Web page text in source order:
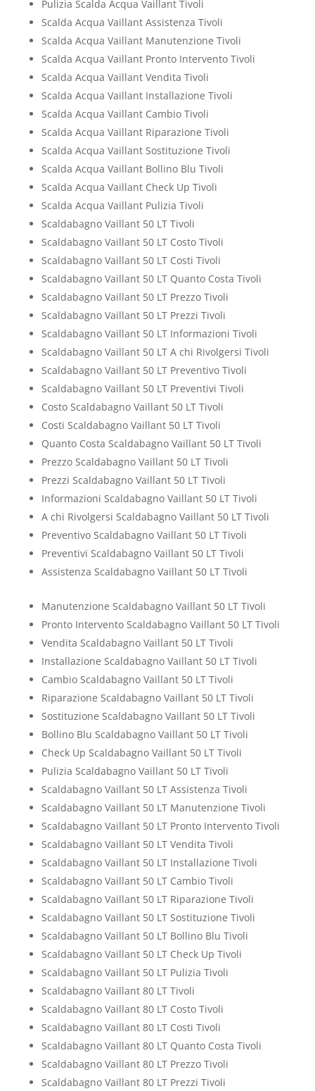
Pulizia Scalda Acqua Vaillant Tivoli
Scalda Acqua Vaillant Assistenza Tivoli
Scalda Acqua Vaillant Manutenzione Tivoli
Scalda Acqua Vaillant Pronto Intervento Tivoli
Scalda Acqua Vaillant Vendita Tivoli
Scalda Acqua Vaillant Installazione Tivoli
Scalda Acqua Vaillant Cambio Tivoli
Scalda Acqua Vaillant Riparazione Tivoli
Scalda Acqua Vaillant Sostituzione Tivoli
Scalda Acqua Vaillant Bollino Blu Tivoli
Scalda Acqua Vaillant Check Up Tivoli
Scalda Acqua Vaillant Pulizia Tivoli
Scaldabagno Vaillant 50 LT Tivoli
Scaldabagno Vaillant 50 LT Costo Tivoli
Scaldabagno Vaillant 50 LT Costi Tivoli
Scaldabagno Vaillant 50 LT Quanto Costa Tivoli
Scaldabagno Vaillant 50 LT Prezzo Tivoli
Scaldabagno Vaillant 50 LT Prezzi Tivoli
Scaldabagno Vaillant 50 LT Informazioni Tivoli
Scaldabagno Vaillant 50 LT A chi Rivolgersi Tivoli
Scaldabagno Vaillant 50 LT Preventivo Tivoli
Scaldabagno Vaillant 50 LT Preventivi Tivoli
Costo Scaldabagno Vaillant 50 LT Tivoli
Costi Scaldabagno Vaillant 50 LT Tivoli
Quanto Costa Scaldabagno Vaillant 50 LT Tivoli
Prezzo Scaldabagno Vaillant 50 LT Tivoli
Prezzi Scaldabagno Vaillant 50 LT Tivoli
Informazioni Scaldabagno Vaillant 50 LT Tivoli
A chi Rivolgersi Scaldabagno Vaillant 50 LT Tivoli
Preventivo Scaldabagno Vaillant 50 LT Tivoli
Preventivi Scaldabagno Vaillant 50 LT Tivoli
Assistenza Scaldabagno Vaillant 50 LT Tivoli
Manutenzione Scaldabagno Vaillant 50 LT Tivoli
Pronto Intervento Scaldabagno Vaillant 50 LT Tivoli
Vendita Scaldabagno Vaillant 50 LT Tivoli
Installazione Scaldabagno Vaillant 50 LT Tivoli
Cambio Scaldabagno Vaillant 50 LT Tivoli
Riparazione Scaldabagno Vaillant 50 LT Tivoli
Sostituzione Scaldabagno Vaillant 50 LT Tivoli
Bollino Blu Scaldabagno Vaillant 50 LT Tivoli
Check Up Scaldabagno Vaillant 50 LT Tivoli
Pulizia Scaldabagno Vaillant 50 LT Tivoli
Scaldabagno Vaillant 50 LT Assistenza Tivoli
Scaldabagno Vaillant 50 LT Manutenzione Tivoli
Scaldabagno Vaillant 50 LT Pronto Intervento Tivoli
Scaldabagno Vaillant 50 LT Vendita Tivoli
Scaldabagno Vaillant 50 LT Installazione Tivoli
Scaldabagno Vaillant 50 LT Cambio Tivoli
Scaldabagno Vaillant 50 LT Riparazione Tivoli
Scaldabagno Vaillant 50 LT Sostituzione Tivoli
Scaldabagno Vaillant 50 LT Bollino Blu Tivoli
Scaldabagno Vaillant 50 LT Check Up Tivoli
Scaldabagno Vaillant 50 LT Pulizia Tivoli
Scaldabagno Vaillant 80 LT Tivoli
Scaldabagno Vaillant 80 LT Costo Tivoli
Scaldabagno Vaillant 80 LT Costi Tivoli
Scaldabagno Vaillant 80 LT Quanto Costa Tivoli
Scaldabagno Vaillant 80 LT Prezzo Tivoli
Scaldabagno Vaillant 80 LT Prezzi Tivoli